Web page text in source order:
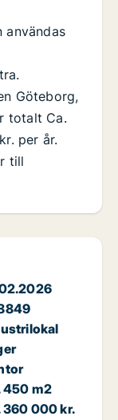
450 m2
360 000 kr.
användas
Göteborg,
totalt Ca.
per år.
till